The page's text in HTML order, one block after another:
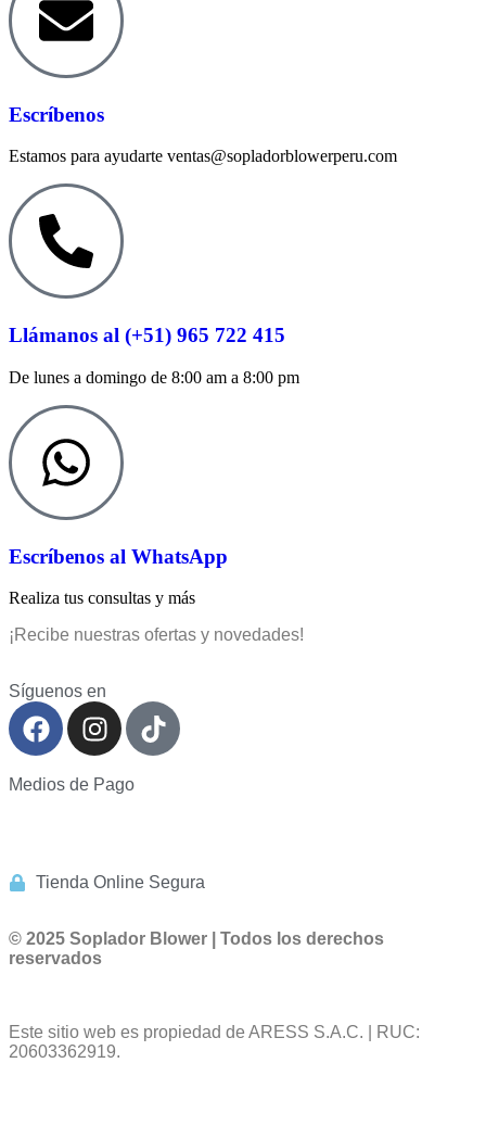
Escríbenos
Estamos para ayudarte ventas@sopladorblowerperu.com
Llámanos al (+51) 965 722 415
De lunes a domingo de 8:00 am a 8:00 pm
Escríbenos al WhatsApp
Realiza tus consultas y más
¡Recibe nuestras ofertas y novedades!
Síguenos en
Medios de Pago
Tienda Online Segura
© 2025 Soplador Blower | Todos los derechos
reservados
Este sitio web es propiedad de ARESS S.A.C. | RUC:
20603362919.